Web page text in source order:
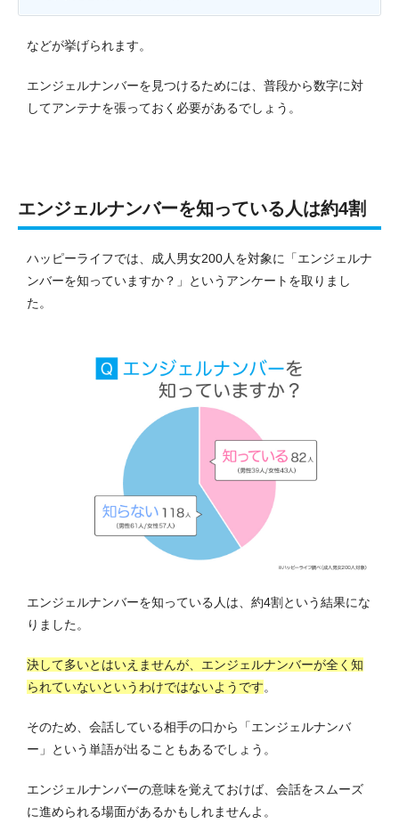
などが挙げられます。
エンジェルナンバーを見つけるためには、普段から数字に対
してアンテナを張っておく必要があるでしょう。
エンジェルナンバーを知っている人は約4割
ハッピーライフでは、成人男女200人を対象に「エンジェルナ
ンバーを知っていますか？」というアンケートを取りまし
た。
エンジェルナンバーを知っている人は、約4割という結果にな
りました。
決して多いとはいえませんが、エンジェルナンバーが全く知
られていないというわけではないようです。
そのため、会話している相手の口から「エンジェルナンバ
ー」という単語が出ることもあるでしょう。
エンジェルナンバーの意味を覚えておけば、会話をスムーズ
に進められる場面があるかもしれませんよ。